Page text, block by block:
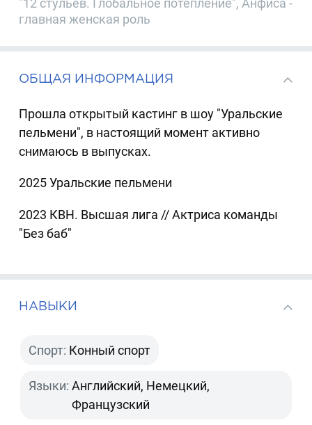
"12 стульев. Глобальное потепление", Анфиса -
главная женская роль
ОБЩАЯ ИНФОРМАЦИЯ
Прошла открытый кастинг в шоу "Уральские
пельмени", в настоящий момент активно
снимаюсь в выпусках.
2025 Уральские пельмени
2023 КВН. Высшая лига // Актриса команды
"Без баб"
НАВЫКИ
Спорт: Конный спорт
Языки: Английский, Немецкий,
Французский